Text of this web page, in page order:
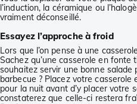
l’induction, la céramique ou
vraiment déconseillé.
Essayez l’approche à froid
Lors que l’on pense à une
Sachez qu’une casserole en
souhaitez servir une bonne salade
barbecue ? Placez votre
pour la nuit avant d’y placer votre
constaterez que celle-ci restera